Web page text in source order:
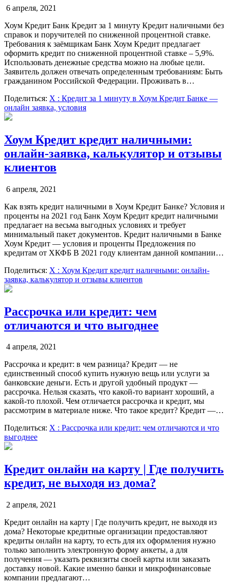
6 апреля, 2021
Хоум Кредит Банк Кредит за 1 минуту Кредит наличными без
справок и поручителей по сниженной процентной ставке.
Требования к заёмщикам Банк Хоум Кредит предлагает
оформить кредит по сниженной процентной ставке – 5,9%.
Использовать денежные средства можно на любые цели.
Заявитель должен отвечать определенным требованиям: Быть
гражданином Российской Федерации. Проживать в…
Поделиться: X : Кредит за 1 минуту в Хоум Кредит Банке —
онлайн заявка, условия
Хоум Кредит кредит наличными:
онлайн-заявка, калькулятор и отзывы
клиентов
6 апреля, 2021
Как взять кредит наличными в Хоум Кредит Банке? Условия и
проценты на 2021 год Банк Хоум Кредит кредит наличными
предлагает на весьма выгодных условиях и требует
минимальный пакет документов. Кредит наличными в Банке
Хоум Кредит — условия и проценты Предложения по
кредитам от ХКФБ В 2021 году клиентам данной компании…
Поделиться: X : Хоум Кредит кредит наличными: онлайн-
заявка, калькулятор и отзывы клиентов
Рассрочка или кредит: чем
отличаются и что выгоднее
4 апреля, 2021
Рассрочка и кредит: в чем разница? Кредит — не
единственный способ купить нужную вещь или услуги за
банковские деньги. Есть и другой удобный продукт —
рассрочка. Нельзя сказать, что какой-то вариант хороший, а
какой-то плохой. Чем отличается рассрочка и кредит, мы
рассмотрим в материале ниже. Что такое кредит? Кредит —…
Поделиться: X : Рассрочка или кредит: чем отличаются и что
выгоднее
Кредит онлайн на карту | Где получить
кредит, не выходя из дома?
2 апреля, 2021
Кредит онлайн на карту | Где получить кредит, не выходя из
дома? Некоторые кредитные организации предоставляют
кредиты онлайн на карту, то есть для их оформления нужно
только заполнить электронную форму анкеты, а для
получения — указать реквизиты своей карты или заказать
доставку новой. Какие именно банки и микрофинансовые
компании предлагают…